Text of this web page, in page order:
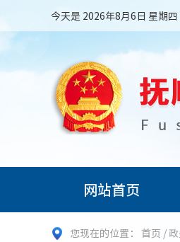
今天是 2026年8月6日 星期四
网站首页
您现在的位置： 首页 /